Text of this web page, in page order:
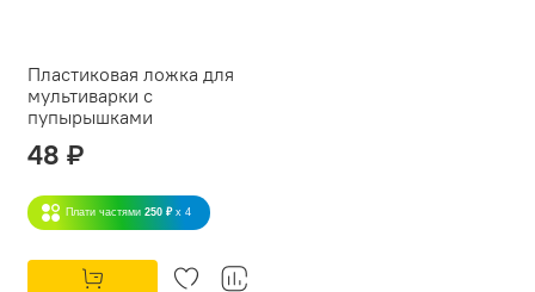
Пластиковая ложка для
мультиварки с
пупырышками
48 ₽
Плати частями 250 ₽ x 4